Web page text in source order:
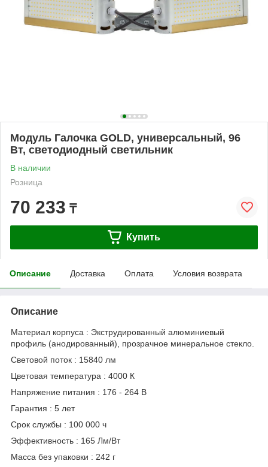
Модуль Галочка GOLD, универсальный, 96
Вт, светодиодный светильник
В наличии
Розница
70 233 ₸
Купить
Описание Доставка Оплата Условия возврата
Описание
Материал корпуса : Экструдированный алюминиевый
профиль (анодированный), прозрачное минеральное стекло.
Световой поток : 15840 лм
Цветовая температура : 4000 К
Напряжение питания : 176 - 264 В
Гарантия : 5 лет
Срок службы : 100 000 ч
Эффективность : 165 Лм/Вт
Масса без упаковки : 242 г